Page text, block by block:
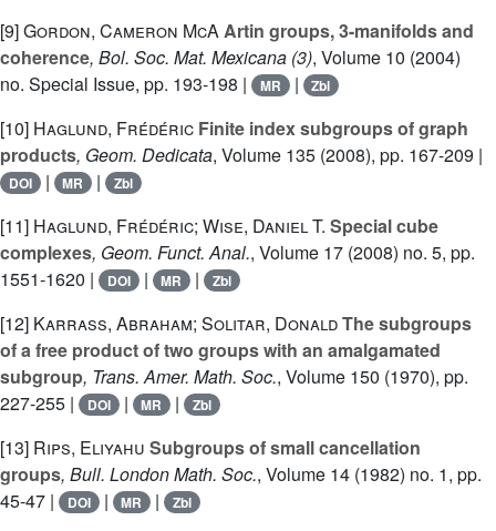
[9]Gordon, Cameron McAArtin groups, 3-manifolds and
coherence, Bol. Soc. Mat. Mexicana (3), Volume 10 (2004)
no. Special Issue, pp. 193-198 |
MR | Zbl
[10] Haglund, Frédéric Finite index subgroups of graph
products, Geom. Dedicata, Volume 135 (2008), pp. 167-209 |
DOI | MR | Zbl
[11] Haglund, Frédéric; Wise, Daniel T. Special cube
complexes, Geom. Funct. Anal., Volume 17 (2008) no. 5, pp.
1551-1620 |
DOI | MR | Zbl
[12] Karrass, Abraham; Solitar, DonaldThe subgroups
of a free product of two groups with an amalgamated
subgroup, Trans. Amer. Math. Soc., Volume 150 (1970), pp.
227-255 |
DOI | MR | Zbl
[13] Rips, Eliyahu Subgroups of small cancellation
groups, Bull. London Math. Soc., Volume 14 (1982) no. 1, pp.
45-47 |
DOI | MR | Zbl